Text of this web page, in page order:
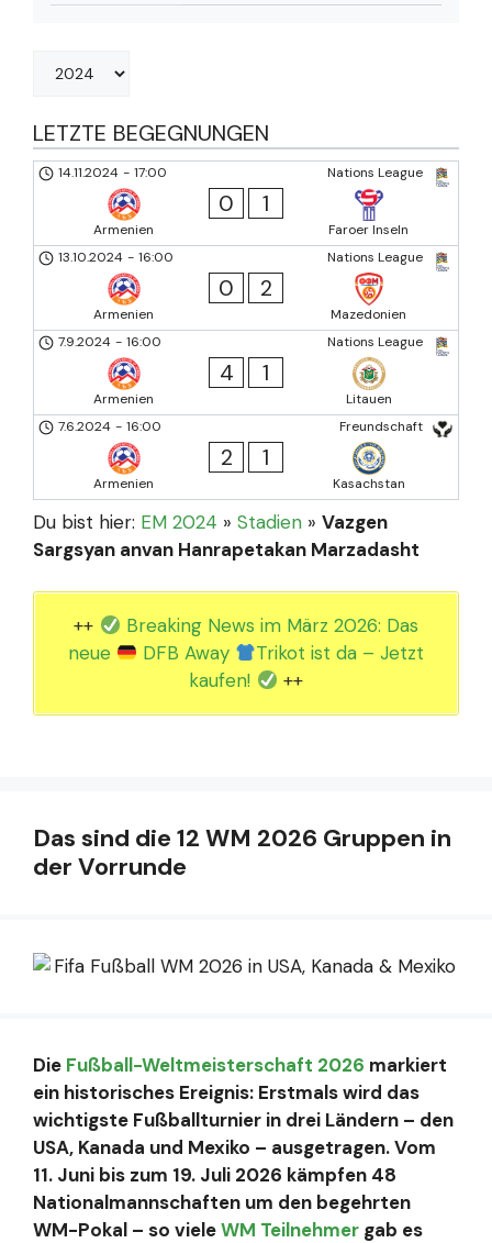
LETZTE BEGEGNUNGEN
Nations League
14.11.2024 - 17:00
Armenien
0 1
Faroer Inseln
Nations League
13.10.2024 - 16:00
Armenien
0 2
Mazedonien
Nations League
7.9.2024 - 16:00
Armenien
4 1
Litauen
Freundschaft
7.6.2024 - 16:00
Armenien
2 1
Kasachstan
Du bist hier: EM 2024 » Stadien » Vazgen
Sargsyan anvan Hanrapetakan Marzadasht
++
Breaking News im März 2026: Das
neue
DFB Away
Trikot ist da – Jetzt
kaufen!
++
Das sind die 12 WM 2026 Gruppen in
der Vorrunde
Die Fußball-Weltmeisterschaft 2026 markiert
ein historisches Ereignis: Erstmals wird das
wichtigste Fußballturnier in drei Ländern – den
USA, Kanada und Mexiko – ausgetragen. Vom
11. Juni bis zum 19. Juli 2026 kämpfen 48
Nationalmannschaften um den begehrten
WM-Pokal – so vieleWM Teilnehmer gab es